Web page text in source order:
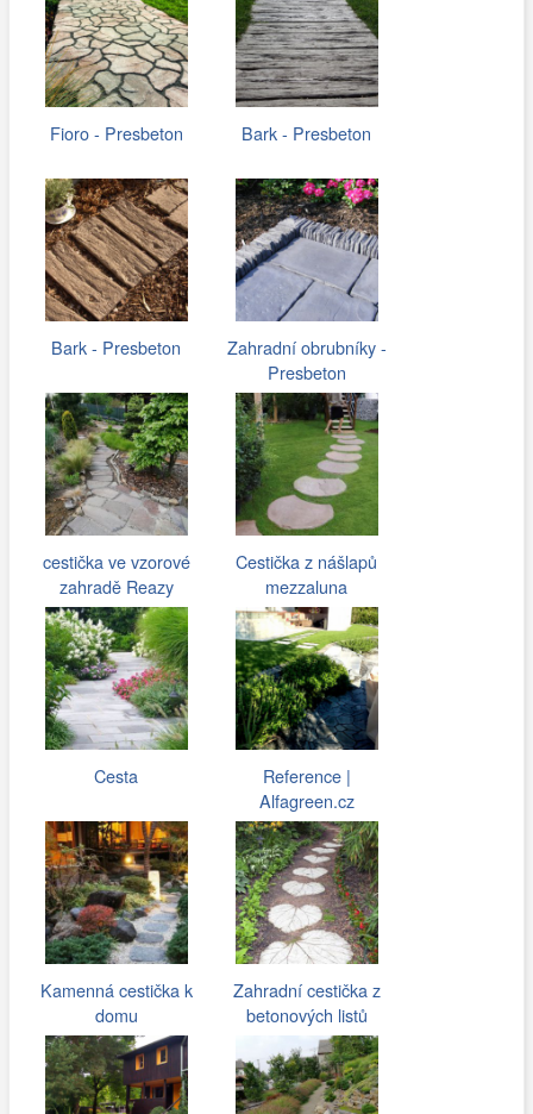
Fioro - Presbeton Bark - Presbeton
Bark - Presbeton
Zahradní obrubníky -
Presbeton
cestička ve vzorové
zahradě Reazy
Cestička z nášlapů
mezzaluna
Cesta
Reference |
Alfagreen.cz
Kamenná cestička k
domu
Zahradní cestička z
betonových listů